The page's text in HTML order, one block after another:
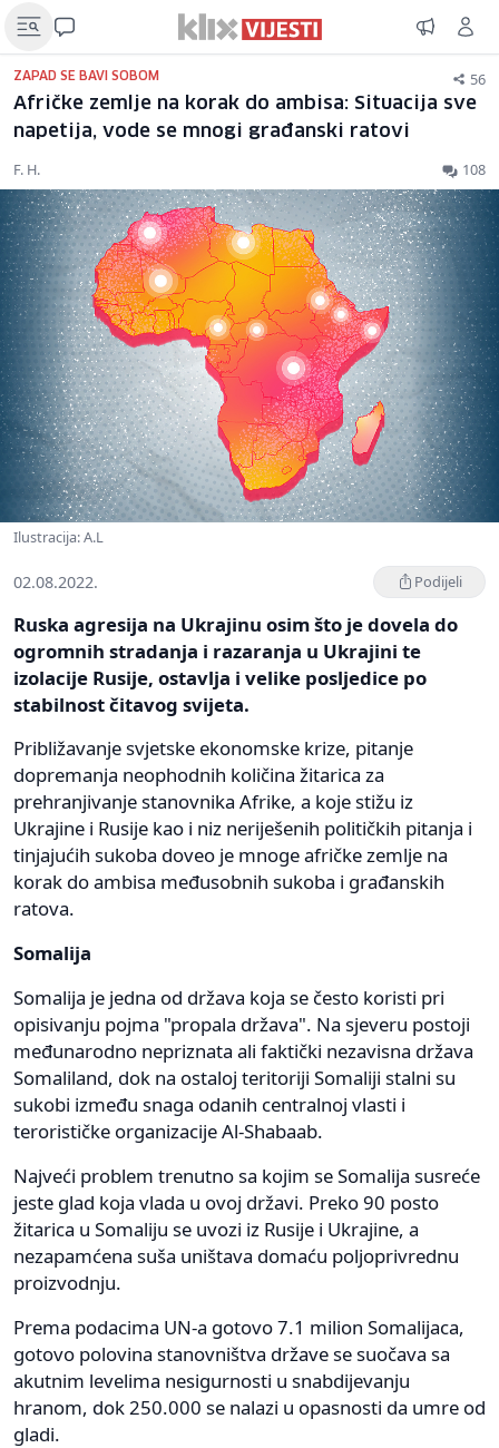
ZAPAD SE BAVI SOBOM 56
Afričke zemlje na korak do ambisa: Situacija sve
napetija, vode se mnogi građanski ratovi
F. H. 108
Ilustracija: A.L
02.08.2022. Podijeli
Ruska agresija na Ukrajinu osim što je dovela do
ogromnih stradanja i razaranja u Ukrajini te
izolacije Rusije, ostavlja i velike posljedice po
stabilnost čitavog svijeta.
Približavanje svjetske ekonomske krize, pitanje
dopremanja neophodnih količina žitarica za
prehranjivanje stanovnika Afrike, a koje stižu iz
Ukrajine i Rusije kao i niz neriješenih političkih pitanja i
tinjajućih sukoba doveo je mnoge afričke zemlje na
korak do ambisa međusobnih sukoba i građanskih
ratova.
Somalija
Somalija je jedna od država koja se često koristi pri
opisivanju pojma "propala država". Na sjeveru postoji
međunarodno nepriznata ali faktički nezavisna država
Somaliland, dok na ostaloj teritoriji Somaliji stalni su
sukobi između snaga odanih centralnoj vlasti i
terorističke organizacije Al-Shabaab.
Najveći problem trenutno sa kojim se Somalija susreće
jeste glad koja vlada u ovoj državi. Preko 90 posto
žitarica u Somaliju se uvozi iz Rusije i Ukrajine, a
nezapamćena suša uništava domaću poljoprivrednu
proizvodnju.
Prema podacima UN-a gotovo 7.1 milion Somalijaca,
gotovo polovina stanovništva države se suočava sa
akutnim levelima nesigurnosti u snabdijevanju
hranom, dok 250.000 se nalazi u opasnosti da umre od
gladi.